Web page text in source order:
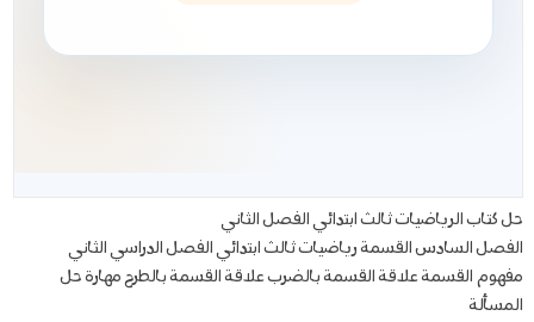
حل كتاب الرياضيات ثالث ابتدائي الفصل الثاني
الفصل السادس القسمة رياضيات ثالث ابتدائي الفصل الدراسي الثاني
مفهوم القسمة علاقة القسمة بالضرب علاقة القسمة بالطرح مهارة حل
المسألة